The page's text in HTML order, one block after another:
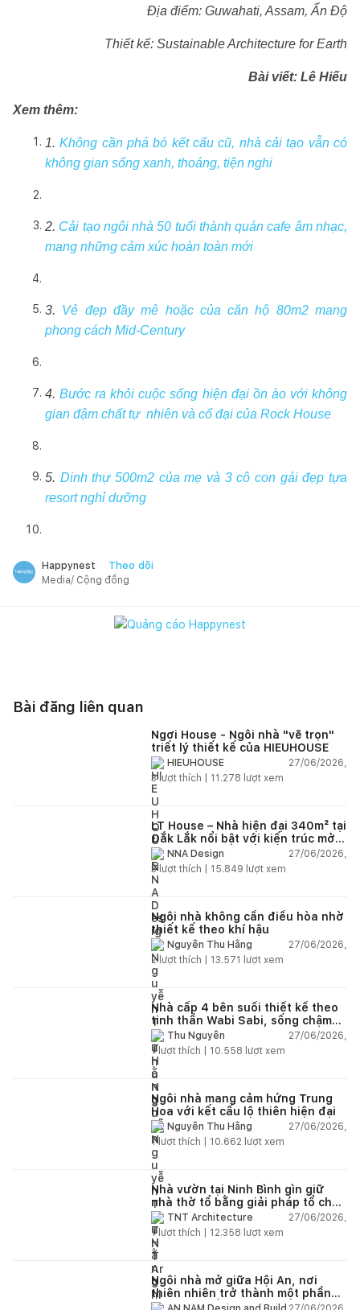
Địa điểm: Guwahati, Assam, Ấn Độ
Thiết kế: Sustainable Architecture for Earth
Bài viết: Lê Hiếu
Xem thêm:
1.Không cần phá bó kết cấu cũ, nhà cải tạo vẫn có
không gian sống xanh, thoáng, tiện nghi
2. Cải tạo ngôi nhà 50 tuổi thành quán cafe âm nhạc,
mang những cảm xúc hoàn toàn mới
3. Vẻ đẹp đầy mê hoặc của căn hộ 80m2 mang
phong cách Mid-Century
4.Bước‌ ‌ra‌ ‌khỏi‌ ‌cuộc‌ ‌sống‌ ‌hiện‌ ‌đại‌ ‌ồn‌ ‌ào‌ ‌với‌ ‌không‌
‌gian‌ ‌đậm‌ ‌chất‌ ‌tự‌ ‌ nhiên‌ ‌và‌ ‌cổ‌ ‌đại‌ ‌của‌ ‌Rock‌ ‌House‌
5. Dinh thự 500m2 của mẹ và 3 cô con gái đẹp tựa
resort nghỉ dưỡng
Happynest Theo dõi
Media/ Cộng đồng
Bài đăng liên quan
Ngơi House - Ngôi nhà "vẽ trọn"
triết lý thiết kế của HIEUHOUSE
HIEUHOUSE
27/06/2026,
3lượt thích | 11.278 lượt xem
LT House – Nhà hiện đại 340m² tại
Đắk Lắk nổi bật với kiến trúc mở
và hệ sân vườn kết nối thiên
nhiên
NNA Design
27/06/2026,
3lượt thích | 15.849 lượt xem
Ngôi nhà không cần điều hòa nhờ
thiết kế theo khí hậu
Nguyễn Thu Hằng
27/06/2026,
2lượt thích | 13.571 lượt xem
Nhà cấp 4 bên suối thiết kế theo
tinh thần Wabi Sabi, sống chậm
giữa thiên nhiên
Thu Nguyễn
27/06/2026,
1lượt thích | 10.558 lượt xem
Ngôi nhà mang cảm hứng Trung
Hoa với kết cấu lộ thiên hiện đại
Nguyễn Thu Hằng
27/06/2026,
1lượt thích | 10.662 lượt xem
Nhà vườn tại Ninh Bình gìn giữ
nhà thờ tổ bằng giải pháp tổ chức
lại không gian
TNT Architecture
27/06/2026,
1lượt thích | 12.358 lượt xem
Ngôi nhà mở giữa Hội An, nơi
thiên nhiên trở thành một phần
của cuộc sống